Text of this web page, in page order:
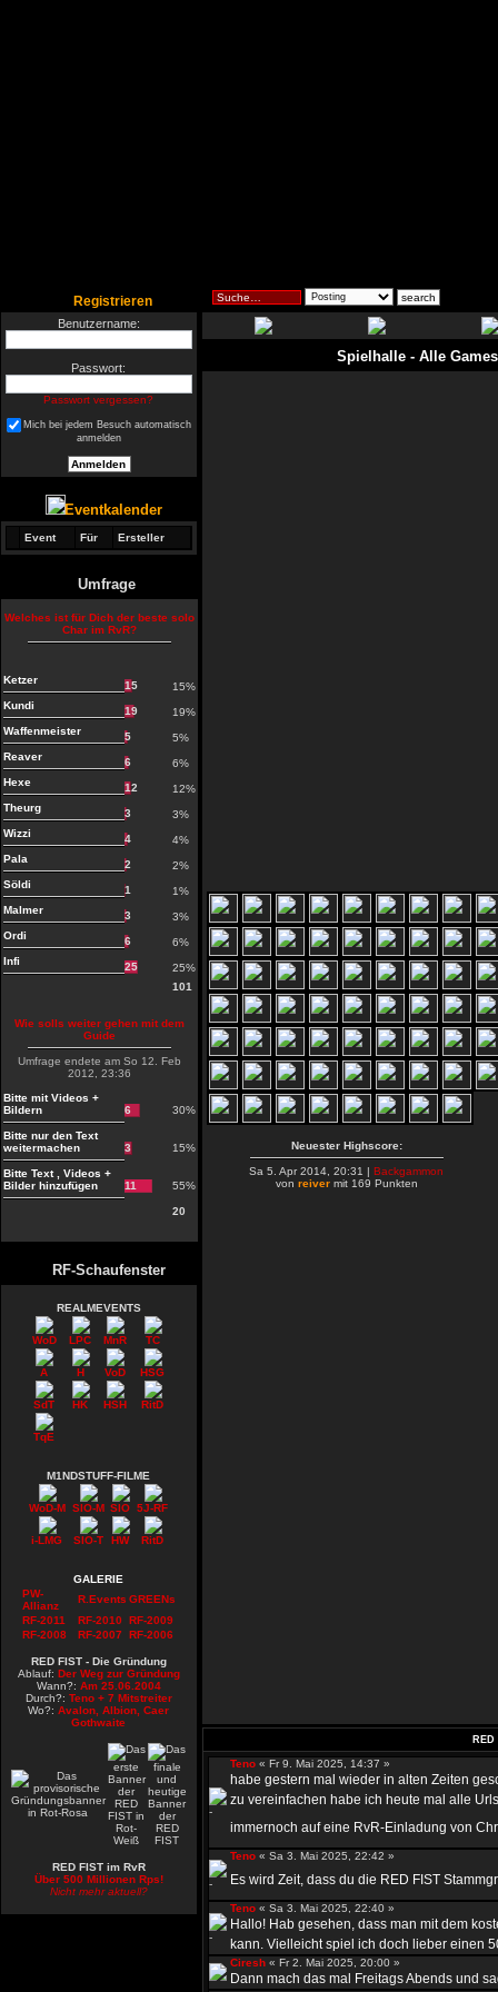
Registrieren
Benutzername:
Passwort:
Passwort vergessen?
Mich bei jedem Besuch automatisch
anmelden
Eventkalender
Event Für Ersteller
Umfrage
Welches ist für Dich der beste solo
Char im RvR?
Ketzer 15
15%
Kundi
19
19%
Waffenmeister
5
5%
Reaver
6
6%
Hexe
12
12%
Theurg
3
3%
Wizzi
4
4%
Pala
2
2%
Söldi
1
1%
Malmer
3
3%
Ordi
6
6%
Infi
25
25%
101
Wie solls weiter gehen mit dem
Guide
Umfrage endete am So 12. Feb
2012, 23:36
Bitte mit Videos +
Bildern
6 30%
Bitte nur den Text
weitermachen
3 15%
Bitte Text , Videos +
Bilder hinzufügen
11 55%
20
RF-Schaufenster
REALMEVENTS
WoD LPC MnR TC
A H VoD HSG
SdT HK HSH RitD
TqE
M1NDSTUFF-FILME
WoD-M SIO-M SIO 5J-RF
i-LMG SIO-T HW RitD
GALERIE
PW-
Allianz
R.Events GREENs
RF-2011
RF-2010 RF-2009
RF-2008
RF-2007 RF-2006
RED FIST - Die Gründung
Ablauf: Der Weg zur Gründung
Wann?: Am 25.06.2004
Durch?: Teno + 7 Mitstreiter
Wo?:Avalon, Albion, Caer
Gothwaite
RED FIST im RvR
Über 500 Millionen Rps!
Nicht mehr aktuell?
Spielhalle - Alle
Neuester Highscore:
Sa 5. Apr 2014, 20:31 |Backgammon
von reiver mit 169 Punkten
Teno « Fr 9. Mai 2025, 14:37 »
habe gestern mal wieder in alten Zeiten
zu vereinfachen habe ich heute mal alle
immernoch auf eine RvR-Einladung von
Teno « Sa 3. Mai 2025, 22:42 »
Es wird Zeit, dass du die RED FIST
Teno « Sa 3. Mai 2025, 22:40 »
Hallo! Hab gesehen, dass man mit dem
kann. Vielleicht spiel ich doch lieber einen
Ciresh « Fr 2. Mai 2025, 20:00 »
Dann mach das mal Freitags Abends und